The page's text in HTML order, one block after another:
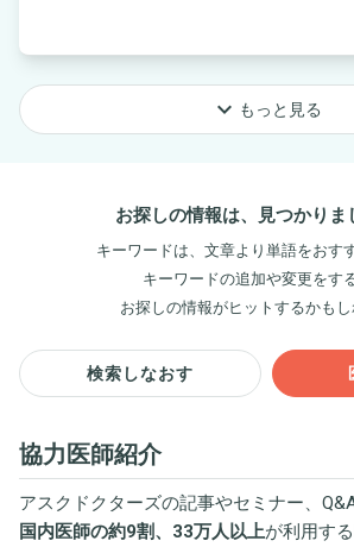
keyboard_arrow_down もっと見る
お探しの情報は、見つかりま
キーワードは、文章より単語をおす
キーワードの追加や変更をす
お探しの情報がヒットするかも
検索しなおす
協力医師紹介
アスクドクターズの記事やセミナー、
国内医師の約9割、33万人以上が利用す